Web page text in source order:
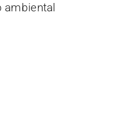
ambiental